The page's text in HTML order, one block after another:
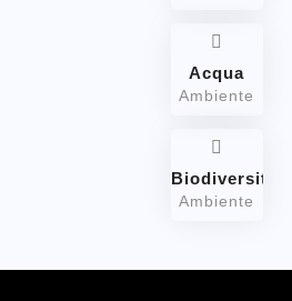
Acqua
Ambiente
Biodiversità
Ambiente